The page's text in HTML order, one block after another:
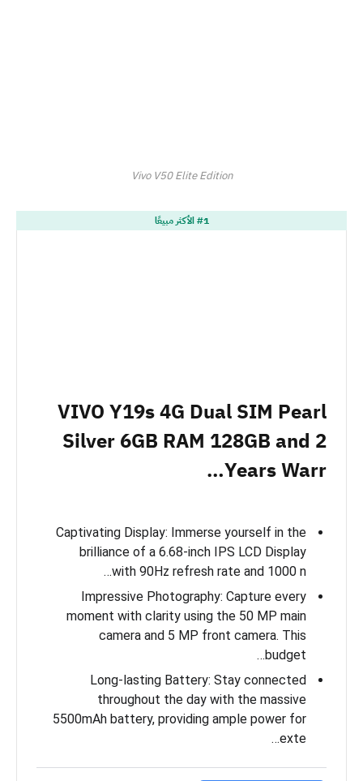
Vivo V50 Elite Edition
#1 الأكثر مبيعًا
VIVO Y19s 4G Dual SIM Pearl
Silver 6GB RAM 128GB and 2
Years Warr…
Captivating Display: Immerse yourself in the
brilliance of a 6.68-inch IPS LCD Display
with 90Hz refresh rate and 1000 n…
Impressive Photography: Capture every
moment with clarity using the 50 MP main
camera and 5 MP front camera. This
budget…
Long-lasting Battery: Stay connected
throughout the day with the massive
5500mAh battery, providing ample power for
exte…